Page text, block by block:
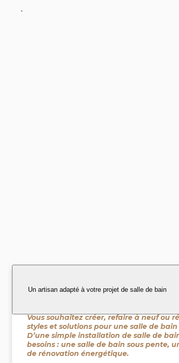
`
Un artisan adapté à votre projet de salle de bain
Vous souhaitez créer, refaire à neuf ou
styles et solutions pour une salle de
D’une simple installation de salle de
besoins : une salle de bain sous pente,
de rénovation énergétique.